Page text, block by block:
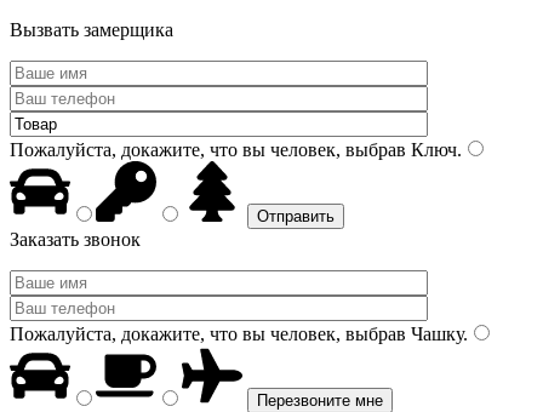
Вызвать замерщика
Пожалуйста, докажите, что вы человек, выбрав Ключ.
Заказать звонок
Пожалуйста, докажите, что вы человек, выбрав Чашку.